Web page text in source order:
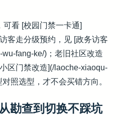
看 [校园门禁一卡通]
客走分级预约，见 [政务访客
fang-ke/)；老旧社区改造
区门禁改造](/laoche-xiaoqu-
照选型，才不会买错方向。
勘查到切换不踩坑